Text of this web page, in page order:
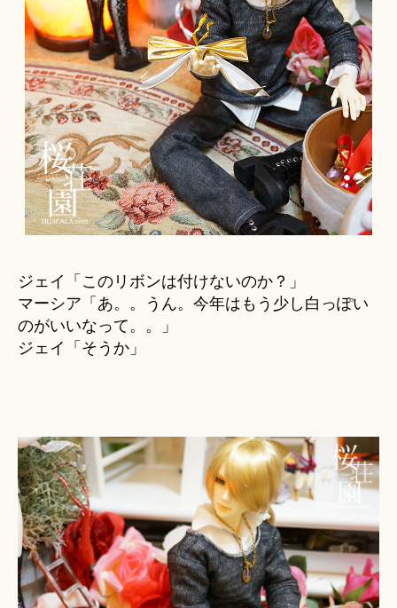
ジェイ「このリボンは付けないのか？」
マーシア「あ。。うん。今年はもう少し白っぽい
のがいいなって。。」
ジェイ「そうか」